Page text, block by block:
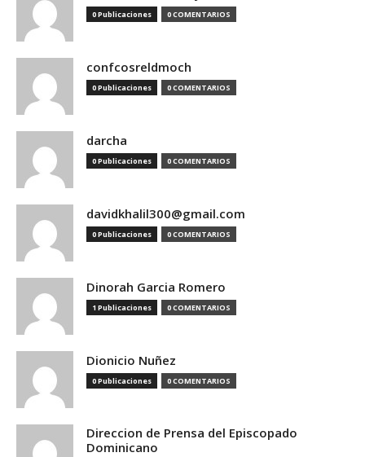
0 Publicaciones 0 COMENTARIOS
confcosreldmoch
0 Publicaciones 0 COMENTARIOS
darcha
0 Publicaciones 0 COMENTARIOS
davidkhalil300@gmail.com
0 Publicaciones 0 COMENTARIOS
Dinorah Garcia Romero
1 Publicaciones 0 COMENTARIOS
Dionicio Nuñez
0 Publicaciones 0 COMENTARIOS
Direccion de Prensa del Episcopado
Dominicano